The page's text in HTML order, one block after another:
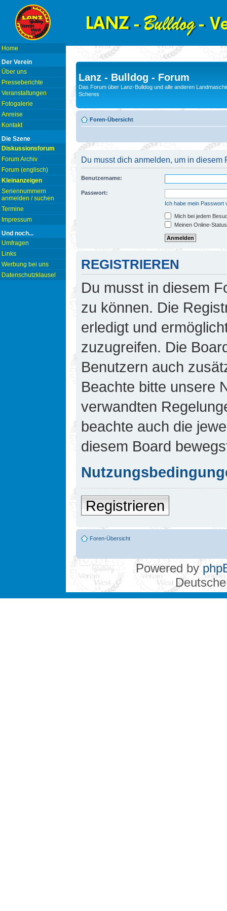
Home
Der Verein
Über uns
Presseberichte
Veranstaltungen
Fotogalerie
Anreise
Kontakt
Die Szene
Diskussionsforum
Forum Archiv
Forum (englisch)
Kleinanzeigen
Seriennummern
anmelden / suchen
Termine
Impressum
Und noch...
Umfragen
Links
Werbung bei uns
Datenschutzklausel
Lanz - Bulldog - Forum
Das Forum über Lanz-Bulldog und alle anderen
Scheres
Foren-Übersicht
Du musst dich anmelden, um in diesem
Benutzername:
Passwort:
Ich habe mein Passwort
Mich bei jedem
Meinen Online-
REGISTRIEREN
Du musst in diesem
zu können. Die
erledigt und
zuzugreifen. Die
Benutzern auch
Beachte bitte unsere
verwandten
beachte auch die
diesem Board
Registrieren
Foren-Übersicht
Powered by